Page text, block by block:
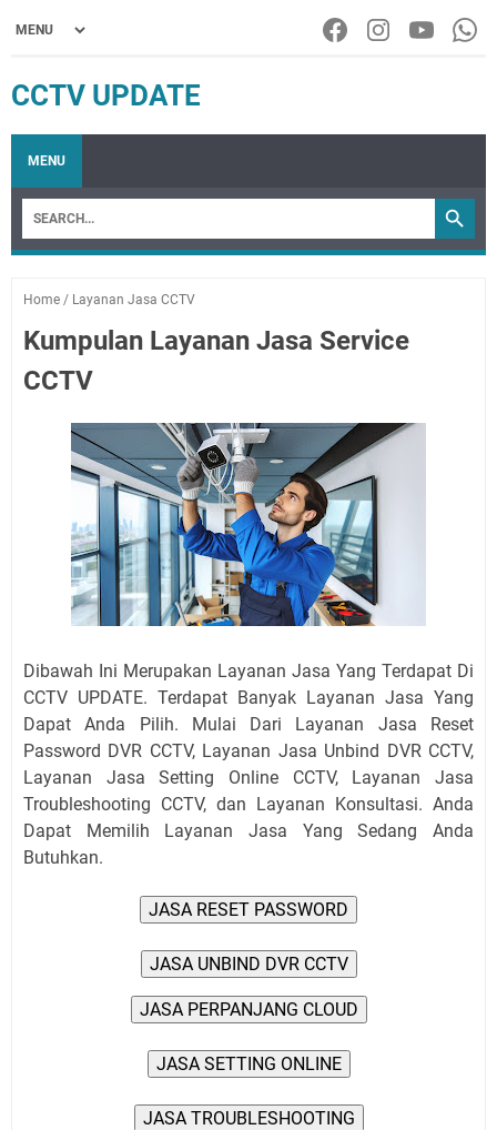
CCTV UPDATE
MENU
Home / Layanan Jasa CCTV
Kumpulan Layanan Jasa Service
CCTV
Dibawah Ini Merupakan Layanan Jasa Yang Terdapat Di
CCTV UPDATE. Terdapat Banyak Layanan Jasa Yang
Dapat Anda Pilih. Mulai Dari Layanan Jasa Reset
Password DVR CCTV, Layanan Jasa Unbind DVR CCTV,
Layanan Jasa Setting Online CCTV, Layanan Jasa
Troubleshooting CCTV, dan Layanan Konsultasi. Anda
Dapat Memilih Layanan Jasa Yang Sedang Anda
Butuhkan.
JASA RESET PASSWORD
JASA UNBIND DVR CCTV
JASA PERPANJANG CLOUD
JASA SETTING ONLINE
JASA TROUBLESHOOTING